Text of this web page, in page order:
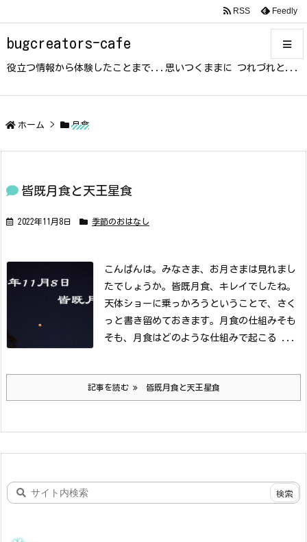
bugcreators-cafe
役立つ情報から体験したことまで...思いつくままに つれづれと...
RSS Feedly
ホーム > 月食
皆既月食と天王星食
2022年11月8日 季節のおはなし
こんばんは。みなさま、お月さまは見れまし
たでしょうか。 皆既月食、キレイでしたね。
天体ショーに乗っかろうということで、さく
っと書き留めておきます。 月食の仕組みそも
そも、月食はどのような仕組みで起こる ...
記事を読む 皆既月食と天王星食